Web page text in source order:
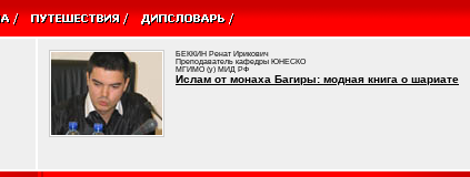
БЕККИН Ренат Ирикович
Преподаватель кафедры ЮНЕСКО
МГИМО (у) МИД РФ
Ислам от монаха Багиры: модная книга о шариате